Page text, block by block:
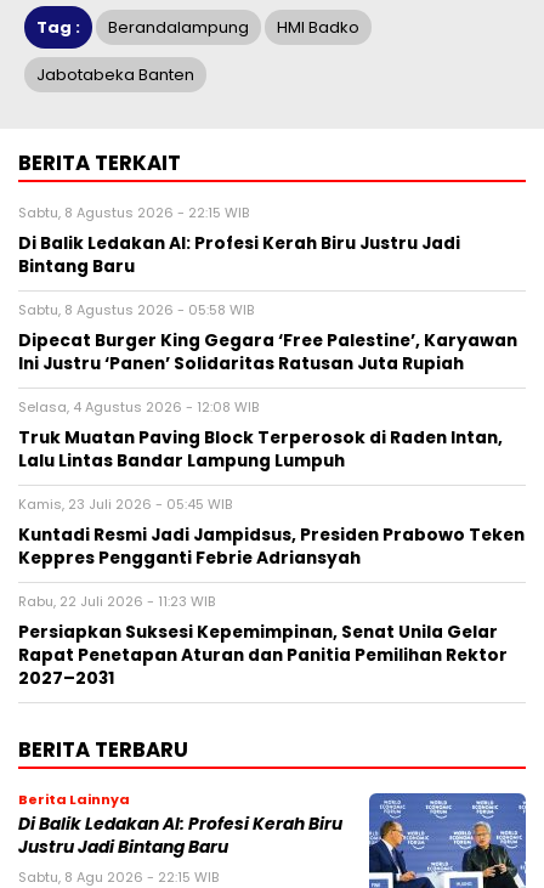
Tag : Berandalampung HMI Badko
Jabotabeka Banten
BERITA TERKAIT
Sabtu, 8 Agustus 2026 - 22:15 WIB
Di Balik Ledakan AI: Profesi Kerah Biru Justru Jadi
Bintang Baru
Sabtu, 8 Agustus 2026 - 05:58 WIB
Dipecat Burger King Gegara ‘Free Palestine’, Karyawan
Ini Justru ‘Panen’ Solidaritas Ratusan Juta Rupiah
Selasa, 4 Agustus 2026 - 12:08 WIB
Truk Muatan Paving Block Terperosok di Raden Intan,
Lalu Lintas Bandar Lampung Lumpuh
Kamis, 23 Juli 2026 - 05:45 WIB
Kuntadi Resmi Jadi Jampidsus, Presiden Prabowo Teken
Keppres Pengganti Febrie Adriansyah
Rabu, 22 Juli 2026 - 11:23 WIB
Persiapkan Suksesi Kepemimpinan, Senat Unila Gelar
Rapat Penetapan Aturan dan Panitia Pemilihan Rektor
2027–2031
BERITA TERBARU
Berita Lainnya
Di Balik Ledakan AI: Profesi Kerah Biru
Justru Jadi Bintang Baru
Sabtu, 8 Agu 2026 - 22:15 WIB